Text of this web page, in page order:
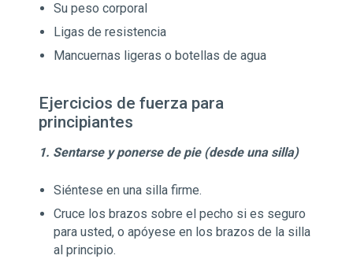
Su peso corporal
Ligas de resistencia
Mancuernas ligeras o botellas de agua
Ejercicios de fuerza para
principiantes
1. Sentarse y ponerse de pie (desde una silla)
Siéntese en una silla firme.
Cruce los brazos sobre el pecho si es seguro
para usted, o apóyese en los brazos de la silla
al principio.